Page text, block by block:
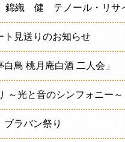
錦織 健 テノール・リサ
ト見送りのお知らせ
鳥 桃月庵白酒 二人会」
～光と音のシンフォニー～
ラバン祭り